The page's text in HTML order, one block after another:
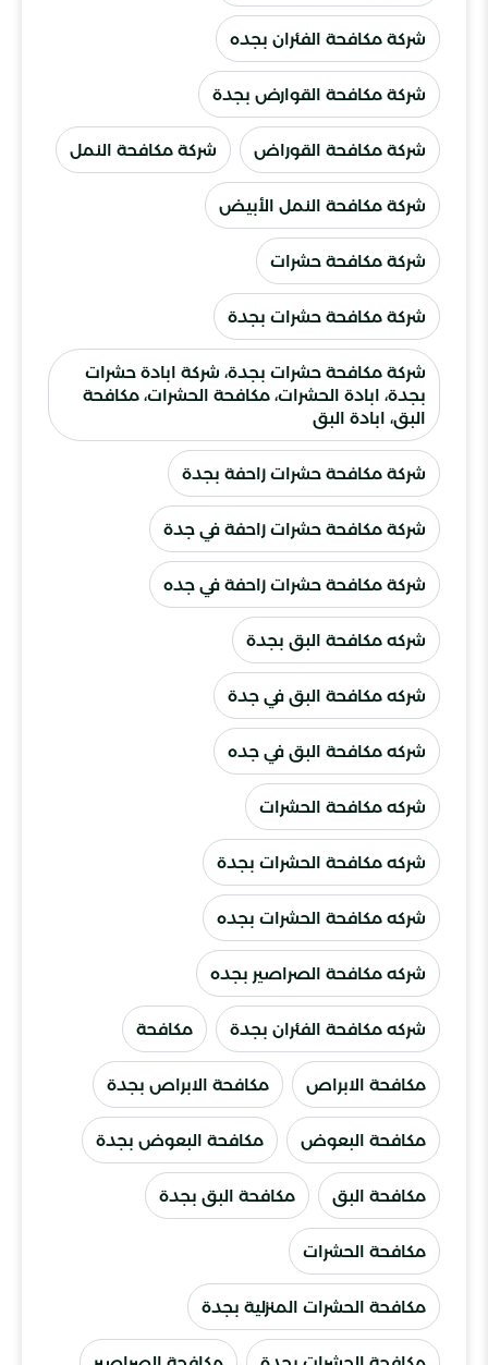
شركة مكافحة الفئران بجده
شركة مكافحة القوارض بجدة
شركة مكافحة القوراض شركة مكافحة النمل
شركة مكافحة النمل الأبيض
شركة مكافحة حشرات
شركة مكافحة حشرات بجدة
شركة مكافحة حشرات بجدة، شركة ابادة حشرات
بجدة، ابادة الحشرات، مكافحة الحشرات، مكافحة
البق، ابادة البق
شركة مكافحة حشرات زاحفة بجدة
شركة مكافحة حشرات زاحفة في جدة
شركة مكافحة حشرات زاحفة في جده
شركه مكافحة البق بجدة
شركه مكافحة البق في جدة
شركه مكافحة البق في جده
شركه مكافحة الحشرات
شركه مكافحة الحشرات بجدة
شركه مكافحة الحشرات بجده
شركه مكافحة الصراصير بجده
شركه مكافحة الفئران بجدة مكافحة
مكافحة الابراص مكافحة الابراص بجدة
مكافحة البعوض مكافحة البعوض بجدة
مكافحة البق مكافحة البق بجدة
مكافحة الحشرات
مكافحة الحشرات المنزلية بجدة